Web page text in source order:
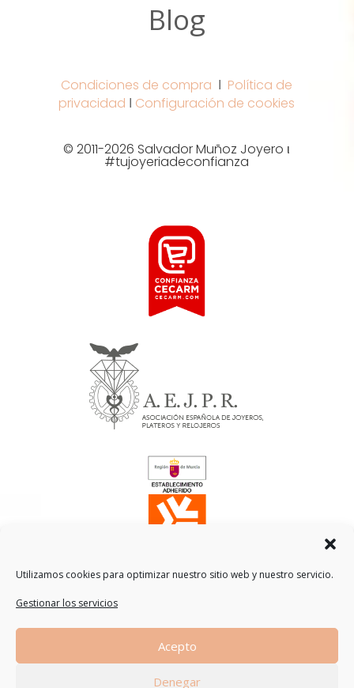
Utilizamos cookies para optimizar nuestro sitio web y nuestro servicio.
Gestionar los servicios
Acepto
Denegar
Blog
Condiciones de compra Ι Política de
privacidad Ι Configuración de cookies
© 2011-2026 Salvador Muñoz Joyero ι
#tujoyeriadeconfianza
by